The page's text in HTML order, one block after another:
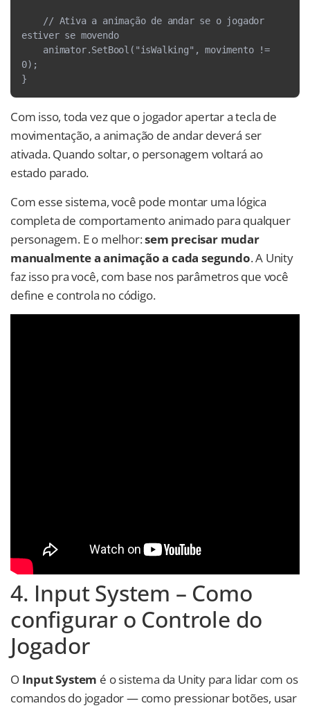
estiver se movendo
0);
}
Com isso, toda vez que o jogador apertar a tecla de
movimentação, a animação de andar deverá ser
ativada. Quando soltar, o personagem voltará ao
estado parado.
Com esse sistema, você pode montar uma lógica
completa de comportamento animado para qualquer
personagem. E o melhor:sem precisar mudar
manualmente a animação a cada segundo. A Unity
faz isso pra você, com base nos parâmetros que você
define e controla no código.
4. Input System – Como
configurar o Controle do
Jogador
O Input System é o sistema da Unity para lidar com os
comandos do jogador — como pressionar botões, usar